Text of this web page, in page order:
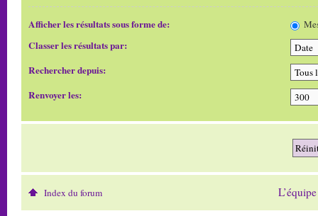
Afficher les résultats sous forme de:
Classer les résultats par:
Rechercher depuis:
Renvoyer les:
Index du forum